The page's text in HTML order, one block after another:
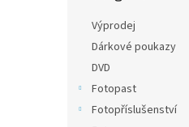
Výprodej
Dárkové poukazy
DVD
Fotopast
Fotopříslušenství